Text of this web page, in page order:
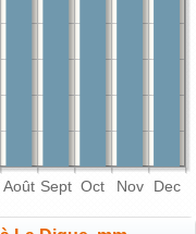
Août Sept Oct Nov Dec